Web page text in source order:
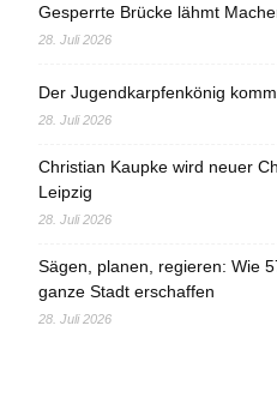
Gesperrte Brücke lähmt
28. Juli 2026
Der Jugendkarpfenkönig
28. Juli 2026
Christian Kaupke wird neuer
Leipzig
28. Juli 2026
Sägen, planen, regieren: Wie
ganze Stadt erschaffen
28. Juli 2026